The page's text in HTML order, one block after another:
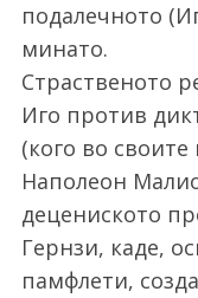
подалечното
минато.
Страственото
Иго против
(кого во
Наполеон
децениското
Гернзи, каде,
памфлети,